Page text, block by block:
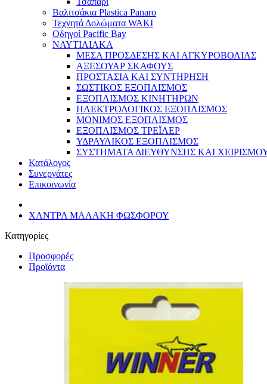
Βαλιτσάκια Plastica Panaro
Τεχνητά Δολώματα WAKI
Οδηγοί Pacific Bay
ΝΑΥΤΙΛΙΑΚΑ
ΜΕΣΑ ΠΡΟΣΔΕΣΗΣ ΚΑΙ ΑΓΚΥΡΟΒΟΛΙΑΣ
ΑΞΕΣΟΥΑΡ ΣΚΑΦΟΥΣ
ΠΡΟΣΤΑΣΙΑ ΚΑΙ ΣΥΝΤΗΡΗΣΗ
ΣΩΣΤΙΚΟΣ ΕΞΟΠΛΙΣΜΟΣ
ΕΞΟΠΛΙΣΜΟΣ ΚΙΝΗΤΗΡΩΝ
ΗΛΕΚΤΡΟΛΟΓΙΚΟΣ ΕΞΟΠΛΙΣΜΟΣ
ΜΟΝΙΜΟΣ ΕΞΟΠΛΙΣΜΟΣ
ΕΞΟΠΛΙΣΜΟΣ ΤΡΕΪΛΕΡ
ΥΔΡΑΥΛΙΚΟΣ ΕΞΟΠΛΙΣΜΟΣ
ΣΥΣΤΗΜΑΤΑ ΔΙΕΥΘΥΝΣΗΣ ΚΑΙ
Κατάλογος
Συνεργάτες
Επικοινωνία
ΧΑΝΤΡΑ ΜΑΛΑΚΗ ΦΩΣΦΟΡΟΥ
Κατηγορίες
Προσφορές
Προϊόντα